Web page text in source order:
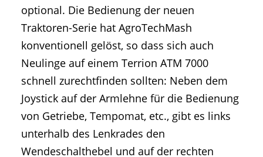
optional. Die Bedienung der neuen
Traktoren-Serie hat AgroTechMash
konventionell gelöst, so dass sich auch
Neulinge auf einem Terrion ATM 7000
schnell zurechtfinden sollten: Neben dem
Joystick auf der Armlehne für die Bedienung
von Getriebe, Tempomat, etc., gibt es links
unterhalb des Lenkrades den
Wendeschalthebel und auf der rechten